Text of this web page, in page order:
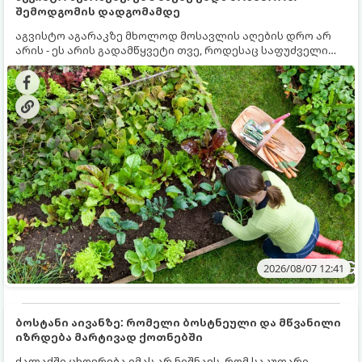
შემოდგომის დადგომამდე
აგვისტო აგარაკზე მხოლოდ მოსავლის აღების დრო არ
არის - ეს არის გადამწყვეტი თვე, როდესაც საფუძველი
ეყრება მომავალი წლის მოსავალს და ბაღი მზადდება
შემოდგომა-ზამთრის სეზონისთვის. იმისათვის, რომ
ნიადაგმა ენერგია აღიდგინოს, ხოლო მცენარეებმა
ზამთარს გაუძლონ, აგვისტოს ბოლომდე 5
მნიშვნელოვანი საქმის გაკეთება უნდა მოასწროთ:
2026/08/07 12:41
ბოსტანი აივანზე: რომელი ბოსტნეული და მწვანილი
იზრდება მარტივად ქოთნებში